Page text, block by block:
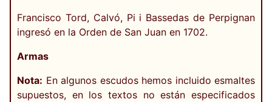
Francisco Tord, Calvó, Pi i Bassedas de Perpignan
ingresó en la Orden de San Juan en 1702.
Armas
Nota: En algunos escudos hemos incluido esmaltes
supuestos, en los textos no están especificados